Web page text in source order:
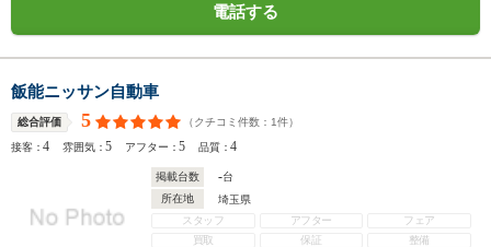
電話する
飯能ニッサン自動車
総合評価 5 （クチコミ件数： 1件）
接客：4 雰囲気：5 アフター：5 品質：4
掲載台数 -台
所在地
埼玉県
スタッフ
アフター
フェア
買取
保証
整備